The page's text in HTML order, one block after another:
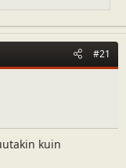
#21
kuin